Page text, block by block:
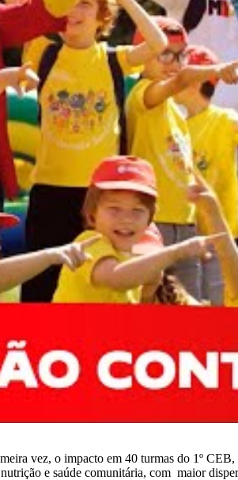
vez, o impacto em 40 turmas do 1º
e saúde comunitária, com maior